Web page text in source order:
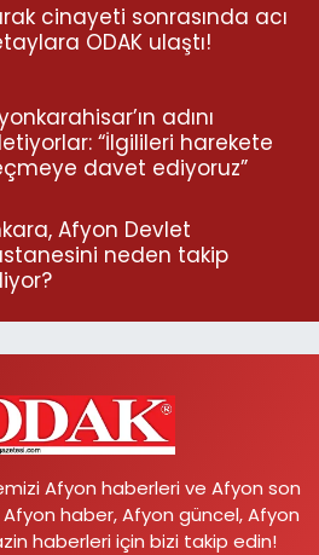
cinayeti sonrasında acı
ODAK ulaştı!
adını
“İlgilileri harekete
davet ediyoruz”
Afyon Devlet
neden takip
Afyon haberleri ve Afyon son
haber, Afyon güncel, Afyon
haberleri için bizi takip edin!